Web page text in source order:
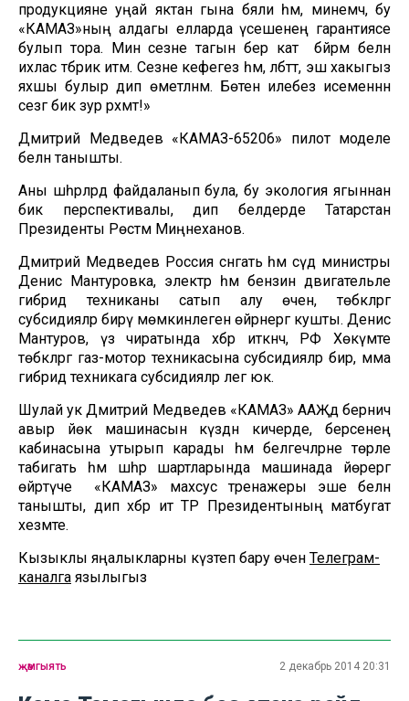
продукцияне уңай яктан гына бәяли һәм, минемчә, бу
«КАМАЗ»ның алдагы елларда үсешенең гарантиясе
булып тора. Мин сезне тагын бер кат бәйрәм белән
ихлас тәбрик итәм. Сезне кәефегез һәм, әлбәттә, эш хакыгыз
яхшы булыр дип өметләнәм. Бөтен илебез исеменнән
сезгә бик зур рәхмәт!»
Дмитрий Медведев «КАМАЗ-65206» пилот моделе
белән танышты.
Аны шәһәрләрдә файдаланып була, бу экология ягыннан
бик перспективалы, дип белдерде Татарстан
Президенты Рөстәм Миңнеханов.
Дмитрий Медведев Россия сәнәгать һәм сәүдә министры
Денис Мантуровка, электр һәм бензин двигательле
гибрид техниканы сатып алу өчен, төбәкләргә
субсидияләр бирү мөмкинлеген өйрәнергә кушты. Денис
Мантуров, үз чиратында хәбәр иткәнчә, РФ Хөкүмәте
төбәкләргә газ-мотор техникасына субсидияләр бирә, әмма
гибрид техникага субсидияләр әлегә юк.
Шулай ук Дмитрий Медведев «КАМАЗ» ААҖдә берничә
авыр йөк машинасын күздән кичерде, берсенең
кабинасына утырып карады һәм белгечләрне төрле
табигать һәм шәһәр шартларында машинада йөрергә
өйрәтүче «КАМАЗ» махсус тренажеры эше белән
танышты, дип хәбәр итә ТР Президентының матбугат
хезмәте.
Кызыклы яңалыкларны күзәтеп бару өчен Телеграм-
каналга язылыгыз
җәмгыять 2 декабрь 2014 20:31